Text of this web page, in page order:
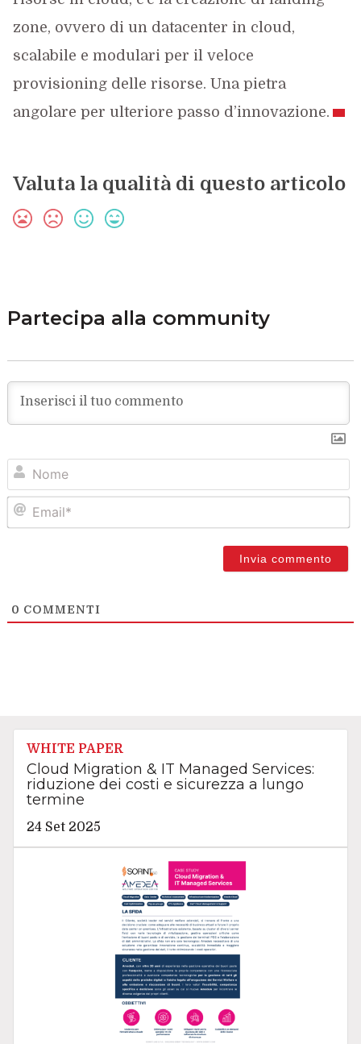
zone, ovvero di un datacenter in cloud,
scalabile e modulari per il veloce
provisioning delle risorse. Una pietra
angolare per ulteriore passo d’innovazione.
Valuta la qualità di questo articolo
Partecipa alla community
0 COMMENTI
WHITE PAPER
Cloud Migration & IT Managed Services:
riduzione dei costi e sicurezza a lungo
termine
24 Set 2025